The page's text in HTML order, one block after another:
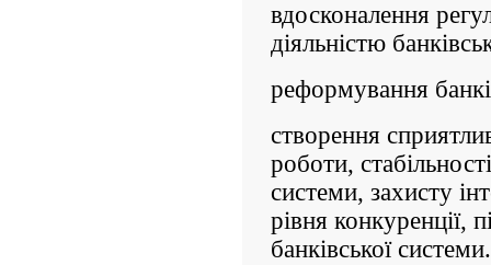
вдосконалення
діяльністю
реформування
створення
роботи,
системи, захисту
рівня конкуренції,
банківської системи.